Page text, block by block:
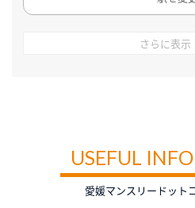
さらに表示
USEFUL
愛媛マンスリードット